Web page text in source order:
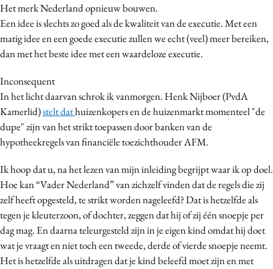
Media
Merkstrategie
PR
Purpose Marketing
Reputatie & crisis
Het merk Nederland opnieuw bouwen.
Een idee is slechts zo goed als de kwaliteit van de executie. Met een
matig idee en een goede executie zullen we echt (veel) meer bereiken,
dan met het beste idee met een waardeloze executie.
Inconsequent
In het licht daarvan schrok ik vanmorgen. Henk Nijboer (PvdA
Kamerlid)stelt dathuizenkopers en de huizenmarkt momenteel "de
dupe" zijn van het strikt toepassen door banken van de
hypotheekregels van financiële toezichthouder AFM.
Ik hoop dat u, na het lezen van mijn inleiding begrijpt waar ik op doel.
Hoe kan “Vader Nederland” van zichzelf vinden dat de regels die zij
zelf heeft opgesteld, te strikt worden nageleefd? Dat is hetzelfde als
tegen je kleuterzoon, of dochter, zeggen dat hij of zij één snoepje per
dag mag. En daarna teleurgesteld zijn in je eigen kind omdat hij doet
wat je vraagt en niet toch een tweede, derde of vierde snoepje neemt.
Het is hetzelfde als uitdragen dat je kind beleefd moet zijn en met